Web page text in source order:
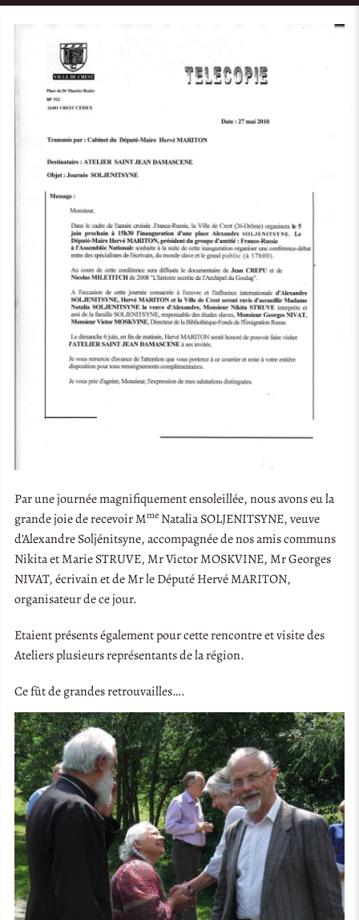
Par une journée magnifiquement ensoleillée, nous avons eu la
grande joie de recevoir Mme Natalia SOLJENITSYNE, veuve
d’Alexandre Soljénitsyne, accompagnée de nos amis communs
Nikita et Marie STRUVE, Mr Victor MOSKVINE, Mr Georges
NIVAT, écrivain et de Mr le Député Hervé MARITON,
organisateur de ce jour.
Etaient présents également pour cette rencontre et visite des
Ateliers plusieurs représentants de la région.
Ce fût de grandes retrouvailles….